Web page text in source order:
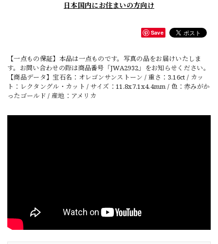
日本国内にお住まいの方向け
Save
【一点もの保証】本品は一点ものです。写真の品をお届けいたしま
す。お問い合わせの際は商品番号「JWA2932」をお知らせください。
【商品データ】宝石名：オレゴンサンストーン / 重さ：3.16ct / カッ
ト：レクタングル・カット / サイズ：11.8x7.1x4.4mm / 色：赤みがか
ったゴールド / 産地：アメリカ